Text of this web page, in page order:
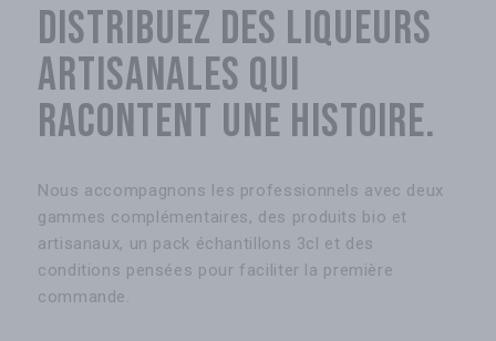
Distribuez des liqueurs
artisanales qui
racontent une histoire.
Nous accompagnons les professionnels avec deux
gammes complémentaires, des produits bio et
artisanaux, un pack échantillons 3cl et des
conditions pensées pour faciliter la première
commande.